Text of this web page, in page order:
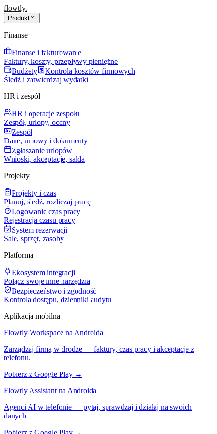
flowtly.
Produkt
Finanse
Finanse i fakturowanie
Faktury, koszty, przepływy pieniężne
Budżety
Kontrola kosztów firmowych
Śledź i zatwierdzaj wydatki
HR i zespół
HR i operacje zespołu
Zespół, urlopy, oceny
Zespół
Dane, umowy i dokumenty
Zgłaszanie urlopów
Wnioski, akceptacje, salda
Projekty
Projekty i czas
Planuj, śledź, rozliczaj pracę
Logowanie czas pracy
Rejestracja czasu pracy
System rezerwacji
Sale, sprzęt, zasoby
Platforma
Ekosystem integracji
Połącz swoje inne narzędzia
Bezpieczeństwo i zgodność
Kontrola dostępu, dzienniki audytu
Aplikacja mobilna
Flowtly Workspace na Androida
Zarządzaj firmą w drodze — faktury, czas pracy i akceptacje z
telefonu.
Pobierz z Google Play →
Flowtly Assistant na Androida
Agenci AI w telefonie — pytaj, sprawdzaj i działaj na swoich
danych.